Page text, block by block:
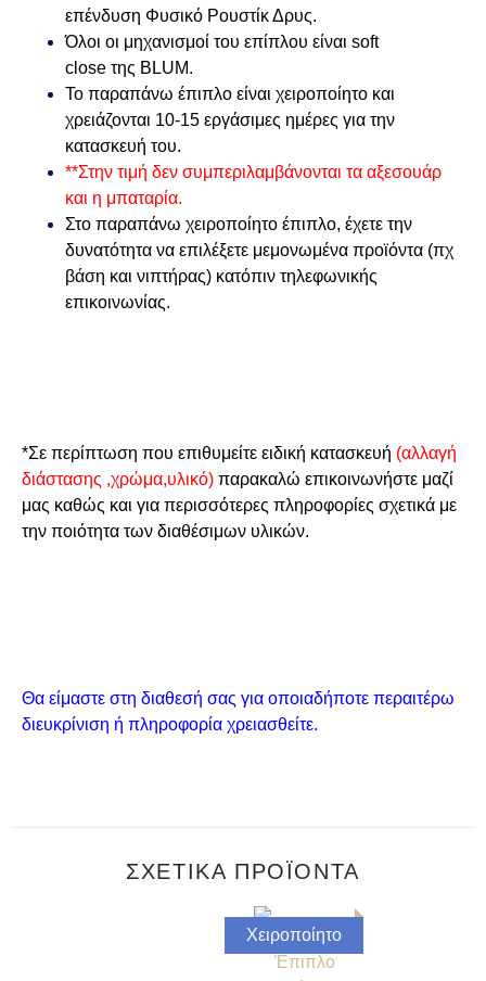
επένδυση Φυσικό Ρουστίκ Δρυς.
Όλοι οι μηχανισμοί του επίπλου είναι soft
close της BLUM.
Το παραπάνω έπιπλο είναι χειροποίητο και
χρειάζονται 10-15 εργάσιμες ημέρες για την
κατασκευή του.
**Στην τιμή δεν συμπεριλαμβάνονται τα αξεσουάρ
και η μπαταρία.
Στο παραπάνω χειροποίητο έπιπλο, έχετε την
δυνατότητα να επιλέξετε μεμονωμένα προϊόντα (πχ
βάση και νιπτήρας) κατόπιν τηλεφωνικής
επικοινωνίας.
*Σε περίπτωση που επιθυμείτε ειδική κατασκευή (αλλαγή
διάστασης ,χρώμα,υλικό) παρακαλώ επικοινωνήστε μαζί
μας καθώς και για περισσότερες πληροφορίες σχετικά με
την ποιότητα των διαθέσιμων υλικών.
Θα είμαστε στη διαθεσή σας για οποιαδήποτε περαιτέρω
διευκρίνιση ή πληροφορία χρειασθείτε.
ΣΧΕΤΙΚΆ ΠΡΟΪΌΝΤΑ
Χειροποίητο